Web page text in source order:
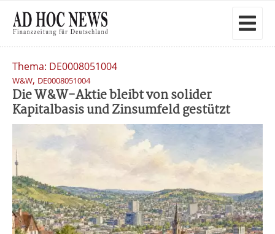
Thema: DE0008051004
W&W, DE0008051004
Die W&W-Aktie bleibt von solider
Kapitalbasis und Zinsumfeld gestützt